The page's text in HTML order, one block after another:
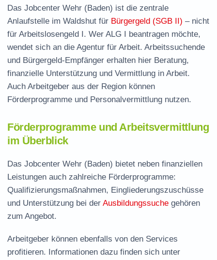
Das Jobcenter Wehr (Baden) ist die zentrale
Anlaufstelle im Waldshut für Bürgergeld (SGB II) – nicht
für Arbeitslosengeld I. Wer ALG I beantragen möchte,
wendet sich an die Agentur für Arbeit. Arbeitssuchende
und Bürgergeld-Empfänger erhalten hier Beratung,
finanzielle Unterstützung und Vermittlung in Arbeit.
Auch Arbeitgeber aus der Region können
Förderprogramme und Personalvermittlung nutzen.
Förderprogramme und Arbeitsvermittlung
im Überblick
Das Jobcenter Wehr (Baden) bietet neben finanziellen
Leistungen auch zahlreiche Förderprogramme:
Qualifizierungsmaßnahmen, Eingliederungszuschüsse
und Unterstützung bei der Ausbildungssuche gehören
zum Angebot.
Arbeitgeber können ebenfalls von den Services
profitieren. Informationen dazu finden sich unter